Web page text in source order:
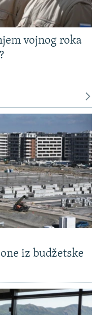
vojnog roka
iz budžetske